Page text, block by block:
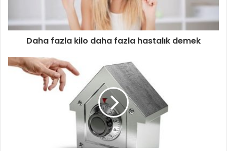
Daha fazla kilo daha fazla hastalık demek